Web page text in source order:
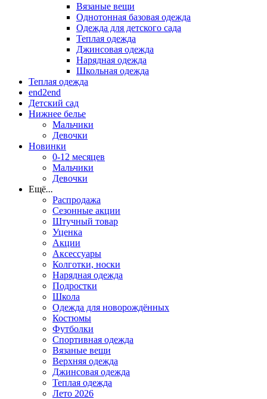
Вязаные вещи
Однотонная базовая одежда
Одежда для детского сада
Теплая одежда
Джинсовая одежда
Нарядная одежда
Школьная одежда
Теплая одежда
end2end
Детский сад
Нижнее белье
Мальчики
Девочки
Новинки
0-12 месяцев
Мальчики
Девочки
Ещё...
Распродажа
Сезонные акции
Штучный товар
Уценка
Акции
Аксессуары
Колготки, носки
Нарядная одежда
Подростки
Школа
Одежда для новорождённых
Костюмы
Футболки
Спортивная одежда
Вязаные вещи
Верхняя одежда
Джинсовая одежда
Теплая одежда
Лето 2026